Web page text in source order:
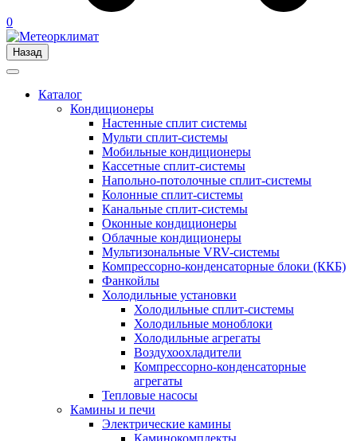
0
Назад
Каталог
Кондиционеры
Настенные сплит системы
Мульти сплит-системы
Мобильные кондиционеры
Кассетные сплит-системы
Напольно-потолочные сплит-системы
Колонные сплит-системы
Канальные сплит-системы
Оконные кондиционеры
Облачные кондиционеры
Мультизональные VRV-системы
Компрессорно-конденсаторные блоки (ККБ)
Фанкойлы
Холодильные установки
Холодильные сплит-системы
Холодильные моноблоки
Холодильные агрегаты
Воздухоохладители
Компрессорно-конденсаторные
агрегаты
Тепловые насосы
Камины и печи
Электрические камины
Каминокомплекты